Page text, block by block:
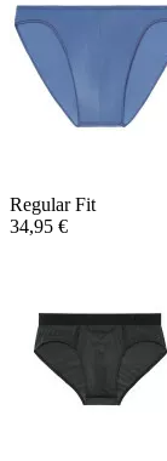
Regular Fit
34,95 €